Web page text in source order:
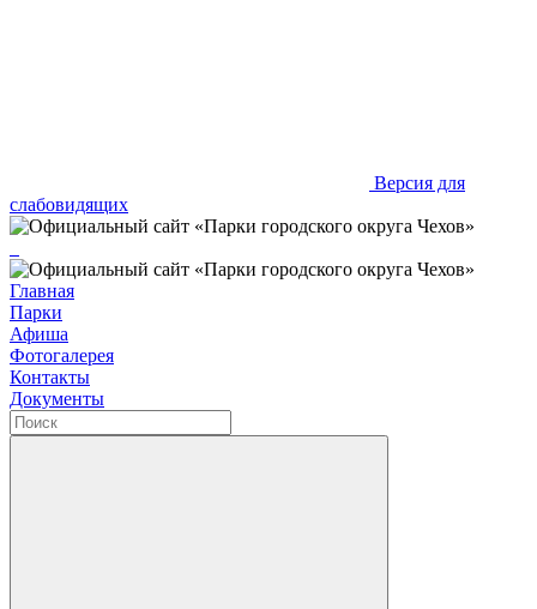
Версия для
слабовидящих
Главная
Парки
Афиша
Фотогалерея
Контакты
Документы